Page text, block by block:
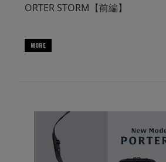
ORTER STORM【前編】
MORE